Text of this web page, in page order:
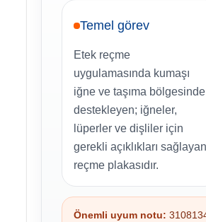
Temel görev
Etek reçme
uygulamasında kumaşı
iğne ve taşıma bölgesinde
destekleyen; iğneler,
lüperler ve dişliler için
gerekli açıklıkları sağlayan
reçme plakasıdır.
Önemli uyum notu: